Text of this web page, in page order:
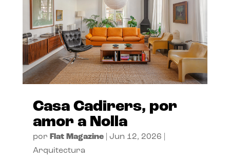
Casa Cadirers, por
amor a Nolla
por Flat Magazine| Jun 12, 2026
Arquitectura